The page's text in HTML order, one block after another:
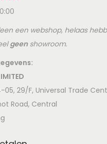
een webshop, helaas
geenshowroom.
05, 29/F, Universal Trade
Road, Central